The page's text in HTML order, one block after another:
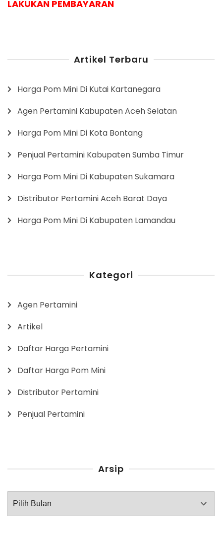
LAKUKAN PEMBAYARAN
Artikel Terbaru
Harga Pom Mini Di Kutai Kartanegara
Agen Pertamini Kabupaten Aceh Selatan
Harga Pom Mini Di Kota Bontang
Penjual Pertamini Kabupaten Sumba Timur
Harga Pom Mini Di Kabupaten Sukamara
Distributor Pertamini Aceh Barat Daya
Harga Pom Mini Di Kabupaten Lamandau
Kategori
Agen Pertamini
Artikel
Daftar Harga Pertamini
Daftar Harga Pom Mini
Distributor Pertamini
Penjual Pertamini
Arsip
Arsip